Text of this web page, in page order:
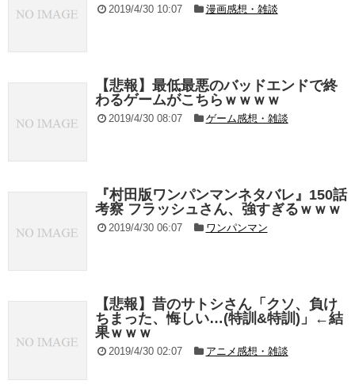
2019/4/30 10:07 漫画感想・雑談
【悲報】最低最悪のバッドエンドで終
わるゲームがこちらｗｗｗｗ
2019/4/30 08:07 ゲーム感想・雑談
『村田版ワンパンマンネタバレ』150話
考察 フラッシュさん、強すぎるｗｗｗ
2019/4/30 06:07 ワンパンマン
【悲報】昔のサトシさん「クソ、負け
ちまった、悔しい…(特訓&特訓)」←結
果ｗｗｗ
2019/4/30 02:07 アニメ感想・雑談